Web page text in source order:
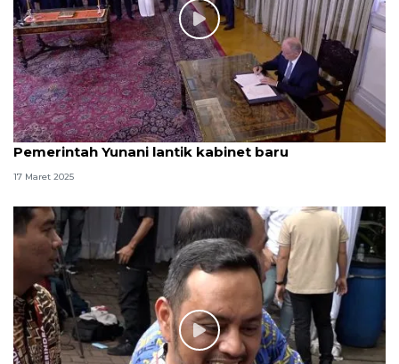
Pemerintah Yunani lantik kabinet baru
17 Maret 2025